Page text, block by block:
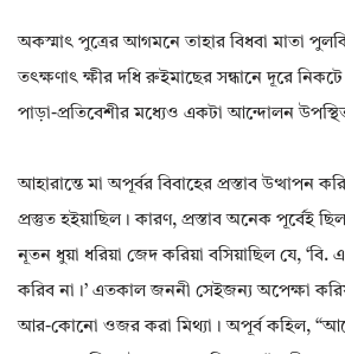
অকস্মাৎ পুত্রের আগমনে তাহার বিধবা মাতা
তৎক্ষণাৎ ক্ষীর দধি রুইমাছের সন্ধানে দূরে
পাড়া-প্রতিবেশীর মধ্যেও একটা আন্দোলন
আহারান্তে মা অপূর্বর বিবাহের প্রস্তাব উত্থাপন
প্রস্তুত হইয়াছিল। কারণ, প্রস্তাব অনেক পূর্বেই
নূতন ধুয়া ধরিয়া জেদ করিয়া বসিয়াছিল যে, ‘বি.
করিব না।’ এতকাল জননী সেইজন্য অপেক্ষা
আর-কোনো ওজর করা মিথ্যা। অপূর্ব কহিল,